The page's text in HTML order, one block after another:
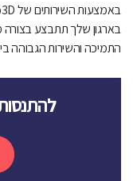
בארגון שלך תתבצע בצורה
התמיכה והשירות הגבוהה
להתנסות